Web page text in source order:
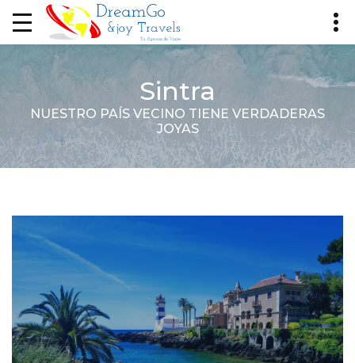
Sintra
NUESTRO PAÍS VECINO TIENE VERDADERAS
JOYAS